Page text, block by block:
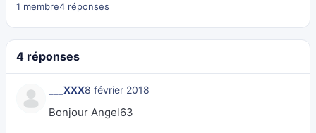
1 membre4 réponses
4 réponses
___XXX8 février 2018
Bonjour Angel63